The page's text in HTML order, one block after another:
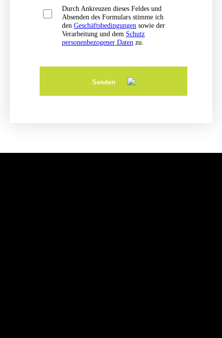
Durch Ankreuzen dieses Feldes und
Absenden des Formulars stimme ich
den Geschäftsbedingungen sowie der
Verarbeitung und dem Schutz
personenbezogener Daten zu.
Senden